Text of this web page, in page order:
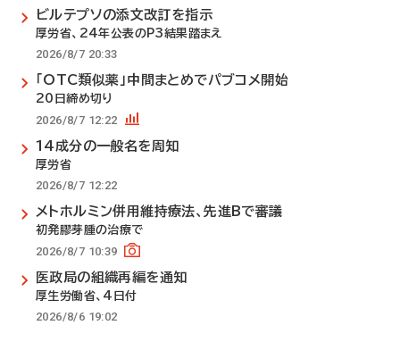
ビルテプソの添文改訂を指示
厚労省、24年公表のP3結果踏まえ
2026/8/7 20:33
「OTC類似薬」中間まとめでパブコメ開始
20日締め切り
2026/8/7 12:22
14成分の一般名を周知
厚労省
2026/8/7 12:22
メトホルミン併用維持療法、先進Bで審議
初発膠芽腫の治療で
2026/8/7 10:39
医政局の組織再編を通知
厚生労働省、4日付
2026/8/6 19:02